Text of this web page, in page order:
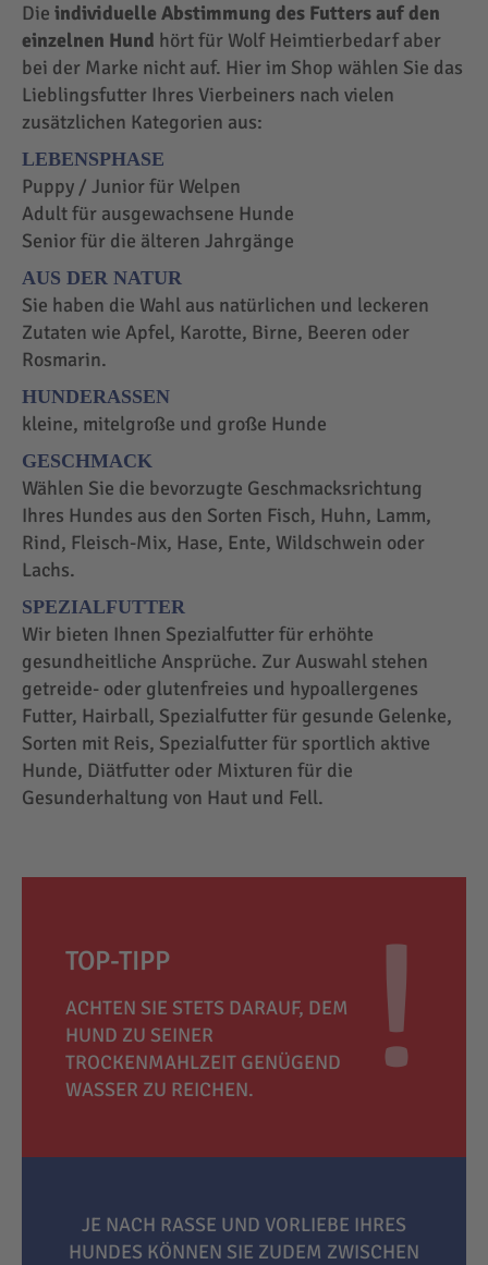
Die individuelle Abstimmung des Futters auf den
einzelnen Hund hört für Wolf Heimtierbedarf aber
bei der Marke nicht auf. Hier im Shop wählen Sie das
Lieblingsfutter Ihres Vierbeiners nach vielen
zusätzlichen Kategorien aus:
LEBENSPHASE
Puppy / Junior für Welpen
Adult für ausgewachsene Hunde
Senior für die älteren Jahrgänge
AUS DER NATUR
Sie haben die Wahl aus natürlichen und leckeren
Zutaten wie Apfel, Karotte, Birne, Beeren oder
Rosmarin.
HUNDERASSEN
kleine, mitelgroße und große Hunde
GESCHMACK
Wählen Sie die bevorzugte Geschmacksrichtung
Ihres Hundes aus den Sorten Fisch, Huhn, Lamm,
Rind, Fleisch-Mix, Hase, Ente, Wildschwein oder
Lachs.
SPEZIALFUTTER
Wir bieten Ihnen Spezialfutter für erhöhte
gesundheitliche Ansprüche. Zur Auswahl stehen
getreide- oder glutenfreies und hypoallergenes
Futter, Hairball, Spezialfutter für gesunde Gelenke,
Sorten mit Reis, Spezialfutter für sportlich aktive
Hunde, Diätfutter oder Mixturen für die
Gesunderhaltung von Haut und Fell.
TOP-TIPP
ACHTEN SIE STETS DARAUF, DEM
HUND ZU SEINER
TROCKENMAHLZEIT GENÜGEND
WASSER ZU REICHEN.
JE NACH RASSE UND VORLIEBE IHRES
HUNDES KÖNNEN SIE ZUDEM ZWISCHEN